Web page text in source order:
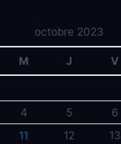
octobre 2023
M J V
4 5 6
11 12 13